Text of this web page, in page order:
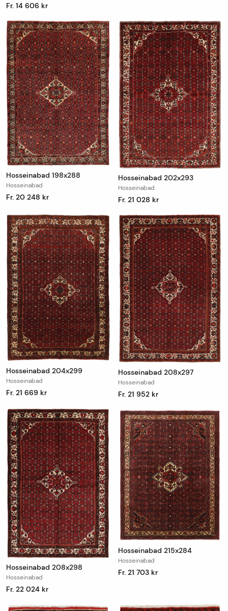
Fr. 14 606 kr
Hosseinabad 198x288
Hosseinabad
Fr. 20 248 kr
Hosseinabad 202x293
Hosseinabad
Fr. 21 028 kr
Hosseinabad 204x299
Hosseinabad
Fr. 21 669 kr
Hosseinabad 208x297
Hosseinabad
Fr. 21 952 kr
Hosseinabad 208x298
Hosseinabad
Fr. 22 024 kr
Hosseinabad 215x284
Hosseinabad
Fr. 21 703 kr